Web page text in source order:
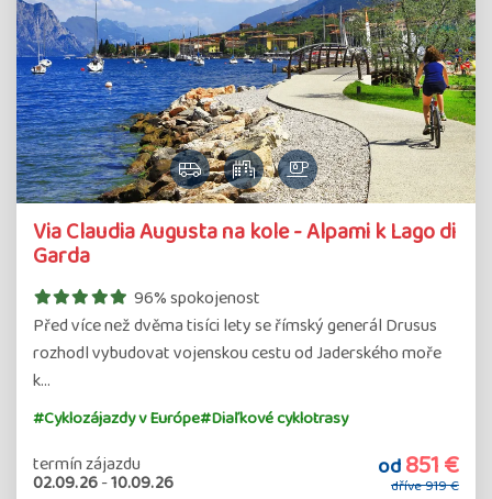
Via Claudia Augusta na kole - Alpami k Lago di
Garda
96% spokojenost
Před více než dvěma tisíci lety se římský generál Drusus
rozhodl vybudovat vojenskou cestu od Jaderského moře
k…
#Cyklozájazdy v Európe#Diaľkové cyklotrasy
termín zájazdu
02.09.26-10.09.26 od851 €
dříve919 €
Detail
zájazdu